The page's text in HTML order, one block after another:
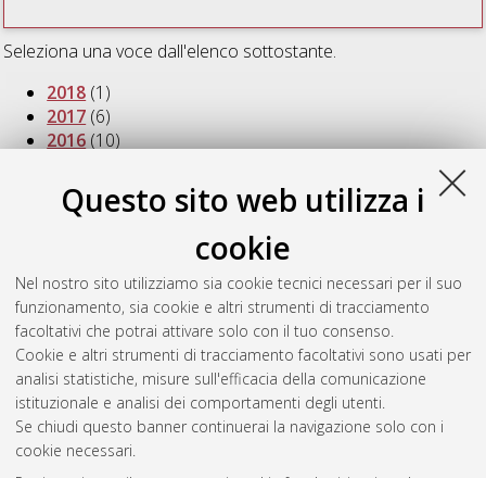
Questo sito web utilizza i
cookie
Nel nostro sito utilizziamo sia cookie tecnici necessari per il suo
funzionamento, sia cookie e altri strumenti di tracciamento
facoltativi che potrai attivare solo con il tuo consenso.
Cookie e altri strumenti di tracciamento facoltativi sono usati per
analisi statistiche, misure sull'efficacia della comunicazione
istituzionale e analisi dei comportamenti degli utenti.
Se chiudi questo banner continuerai la navigazione solo con i
cookie necessari.
Seleziona una voce dall'elenco sottostante.
2018 (1)
2017 (6)
2016(10)
2014
2013(16)
2010(8)
2009(9)
2008 (8)
2007(9)
2004(1)
Atom